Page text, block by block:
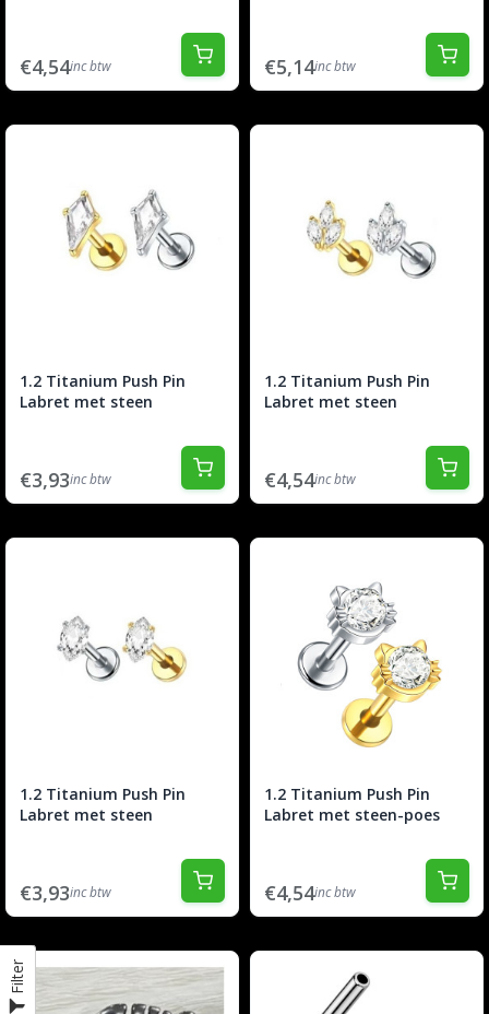
Filter
€4,54inc btw €5,14inc btw
1.2 Titanium Push Pin
Labret met steen
€3,93inc btw
1.2 Titanium Push Pin
Labret met steen
€4,54inc btw
1.2 Titanium Push Pin
Labret met steen
€3,93inc btw
1.2 Titanium Push Pin
Labret met steen-poes
€4,54inc btw